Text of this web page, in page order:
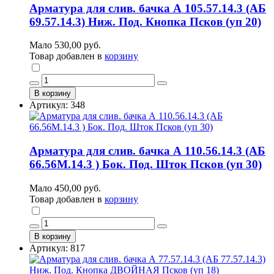
Арматура для слив. бачка А 105.57.14.3 (АБ
69.57.14.3) Ниж. Под. Кнопка Псков (уп 20)
Мало 530,00 руб.
Товар добавлен в корзину
В корзину
Артикул: 348
Арматура для слив. бачка А 110.56.14.3 (АБ
66.56М.14.3 ) Бок. Под. Шток Псков (уп 30)
Мало 450,00 руб.
Товар добавлен в корзину
В корзину
Артикул: 817